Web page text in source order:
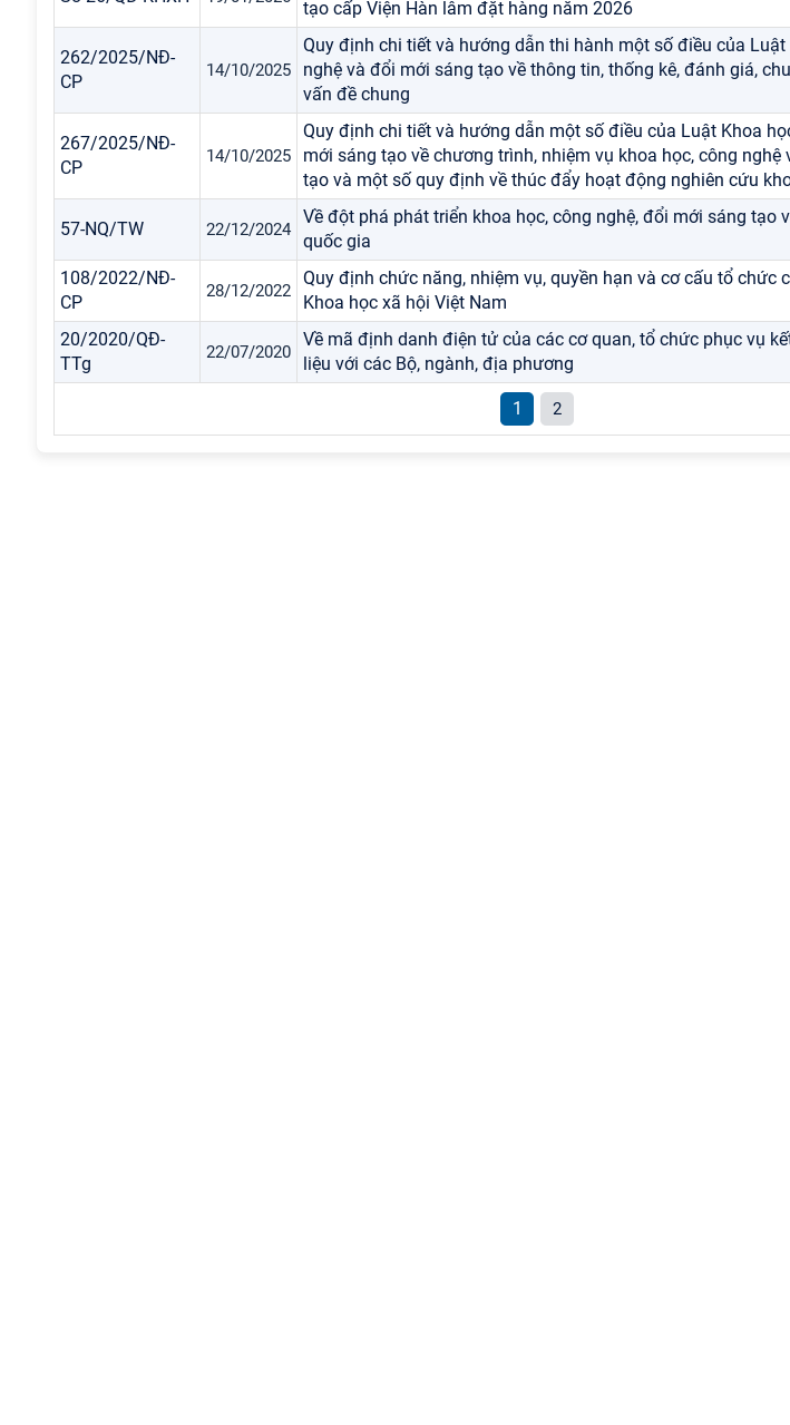
tạo cấp Viện Hàn lâm đặt hàng năm 2026
262/2025/NĐ-
CP
14/10/2025
Quy định chi tiết và hướng dẫn thi hành một số điều của Luật
nghệ và đổi mới sáng tạo về thông tin, thống kê, đánh giá,
vấn đề chung
267/2025/NĐ-
CP
14/10/2025
Quy định chi tiết và hướng dẫn một số điều của Luật Khoa
mới sáng tạo về chương trình, nhiệm vụ khoa học, công nghệ
tạo và một số quy định về thúc đẩy hoạt động nghiên cứu
57-NQ/TW 22/12/2024
Về đột phá phát triển khoa học, công nghệ, đổi mới sáng tạo
quốc gia
108/2022/NĐ-
CP
28/12/2022
Quy định chức năng, nhiệm vụ, quyền hạn và cơ cấu tổ chức
Khoa học xã hội Việt Nam
20/2020/QĐ-
TTg
22/07/2020
Về mã định danh điện tử của các cơ quan, tổ chức phục vụ
liệu với các Bộ, ngành, địa phương
1 2